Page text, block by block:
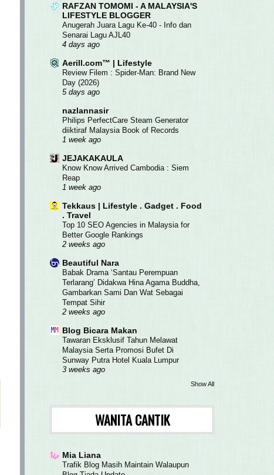
RAFZAN TOMOMI - A MALAYSIA'S
LIFESTYLE BLOGGER
Anugerah Juara Lagu Ke-40 - Info dan
Senarai Lagu AJL40
4 days ago
Aerill.com™ | Lifestyle
Review Filem : Spider-Man: Brand New
Day (2026)
5 days ago
nazlannasir
Philips PerfectCare Steam Generator
diiktiraf Malaysia Book of Records
1 week ago
JEJAKAKAULA
Know Know Arrived Cambodia : Siem
Reap
1 week ago
Tekkaus | Lifestyle . Gadget . Food
. Travel
Top 10 SEO Agencies in Malaysia for
Better Google Rankings
2 weeks ago
Beautiful Nara
Babak Drama ‘Santau Perempuan
Terlarang’ Didakwa Hina Agama Buddha,
Gambarkan Sami Dan Wat Sebagai
Tempat Sihir
2 weeks ago
Blog Bicara Makan
Tawaran Eksklusif Tahun Melawat
Malaysia Serta Promosi Bufet Di
Sunway Putra Hotel Kuala Lumpur
3 weeks ago
Show All
WANITA CANTIK
Mia Liana
Trafik Blog Masih Maintain Walaupun